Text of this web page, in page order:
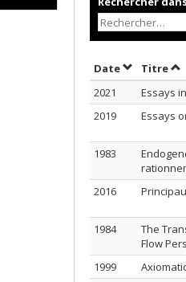
DateTrier par
Titre
2021
Essays
2019
Essays
1983
2016
1984
The
Flow
1999